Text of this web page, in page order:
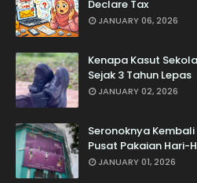
Declare Tax
JANUARY 06, 2026
Kenapa Kasut
Sejak 3 Tahun Lepas
JANUARY 02, 2026
Seronoknya
Pusat Pakaian Hari-
JANUARY 01, 2026